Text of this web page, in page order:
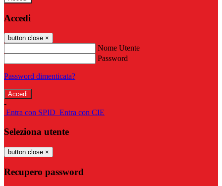
Accedi
button close ×
Nome Utente
Password
Password dimenticata?
-
Entra con SPID Entra con CIE
Seleziona utente
button close ×
Recupero password